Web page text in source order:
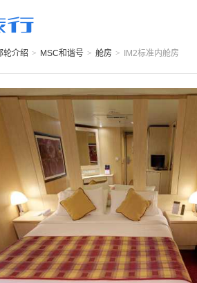
轮介绍 > MSC和谐号 > 舱房 > IM2标准内舱房